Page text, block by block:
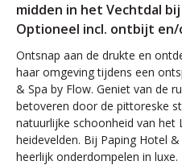
midden in het Vechtdal
Optioneel incl. ontbijt
Ontsnap aan de drukte en
haar omgeving tijdens een
& Spa by Flow. Geniet van de
betoveren door de pittoreske
natuurlijke schoonheid van het
heidevelden. Bij Paping Hotel
heerlijk onderdompelen in